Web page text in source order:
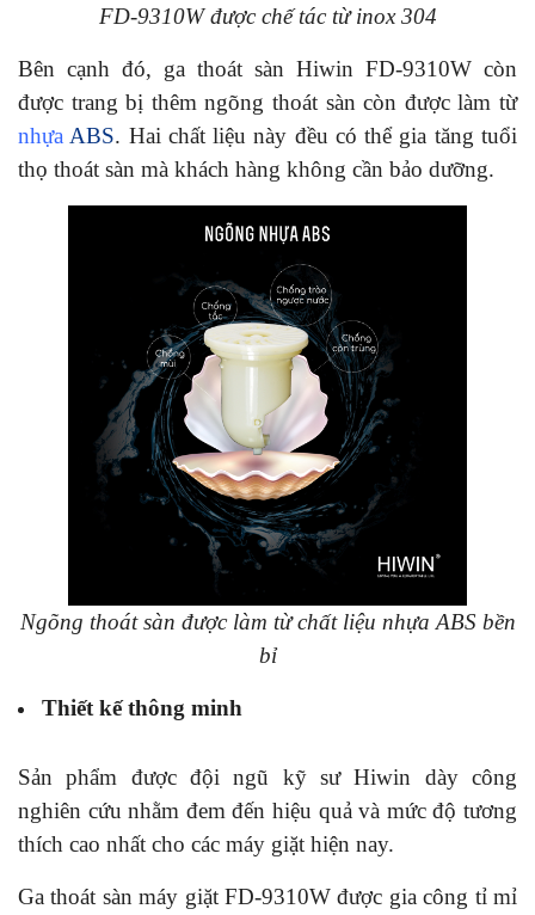
FD-9310W được chế tác từ inox 304
Bên cạnh đó, ga thoát sàn Hiwin FD-9310W còn
được trang bị thêm ngõng thoát sàn còn đượclàm từ
nhựa ABS. Hai chất liệu này đều có thể gia tăng tuổi
thọ thoát sàn mà khách hàng không cần bảo dưỡng.
Ngõng thoát sàn được làm từ chất liệu nhựa ABS bền
bỉ
Thiết kế thông minh
Sản phẩm được đội ngũ kỹ sư Hiwin dày công
nghiên cứu nhằm đem đến hiệu quả và mức độ tương
thích cao nhất cho các máy giặt hiện nay.
Ga thoát sàn máy giặt FD-9310W được gia công tỉ mỉ